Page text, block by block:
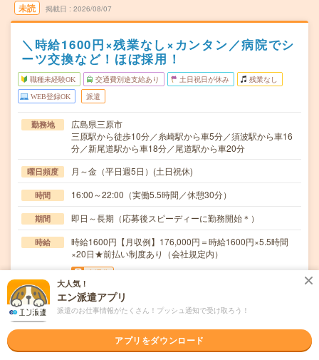
未読 掲載日 2026/08/07
＼時給1600円×残業なし×カンタン／病院でシ
ーツ交換など！ほぼ採用！
職種未経験OK 交通費別途支給あり 土日祝日が休み 残業なし
WEB登録OK 派遣
勤務地
広島県三原市
三原駅から徒歩10分／糸崎駅から車5分／須波駅から車16
分／新尾道駅から車18分／尾道駅から車20分
曜日頻度 月～金（平日週5日）(土日祝休)
時間 16:00～22:00（実働5.5時間／休憩30分）
期間 即日～長期（応募後スピーディーに勤務開始＊）
時給
時給1600円【月収例】176,000円＝時給1600円×5.5時間
×20日★前払い制度あり（会社規定内）
交通費
ガソリン代支給あり（片道最短距離×19円）@車通勤可・
無料駐車場有
仕事内容
は…？・シーツ交換・食事を運ぶ、下げる・環境整備・…
大人気！
エン派遣アプリ
派遣のお仕事情報がたくさん！プッシュ通知で受け取ろう！
アプリをダウンロード